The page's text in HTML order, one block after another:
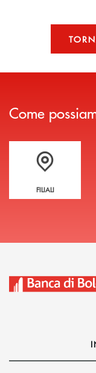
Come
Trova la filiale più
FILIALI